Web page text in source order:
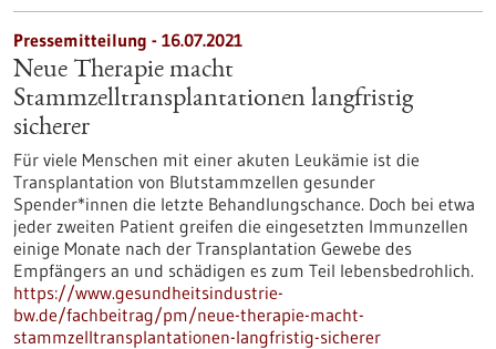
Pressemitteilung - 16.07.2021
Neue Therapie macht
Stammzelltransplantationen langfristig
sicherer
Für viele Menschen mit einer akuten Leukämie ist die
Transplantation von Blutstammzellen gesunder
Spender*innen die letzte Behandlungschance. Doch bei etwa
jeder zweiten Patient greifen die eingesetzten Immunzellen
einige Monate nach der Transplantation Gewebe des
Empfängers an und schädigen es zum Teil lebensbedrohlich.
https://www.gesundheitsindustrie-
bw.de/fachbeitrag/pm/neue-therapie-macht-
stammzelltransplantationen-langfristig-sicherer